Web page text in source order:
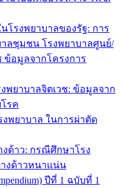
โรงพยาบาลของรัฐ: การ
าลชุมชน โรงพยาบาลศูนย์/
ข้อมูลจากโครงการ
ยาบาลจิตเวช: ข้อมูลจาก
รค
พยาบาล ในการผ่าตัด
ด้าว: กรณีศึกษาโรง
งด้าวหนาแน่น
ปีที่ 1 ฉบับที่ 1